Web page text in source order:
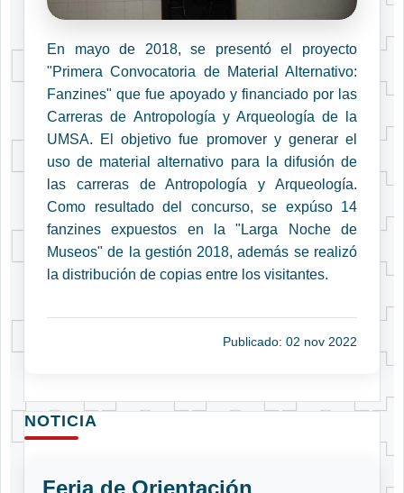
En mayo de 2018, se presentó el proyecto
"Primera Convocatoria de Material Alternativo:
Fanzines" que fue apoyado y financiado por las
Carreras de Antropología y Arqueología de la
UMSA. El objetivo fue promover y generar el
uso de material alternativo para la difusión de
las carreras de Antropología y Arqueología.
Como resultado del concurso, se expúso 14
fanzines expuestos en la "Larga Noche de
Museos" de la gestión 2018, además se realizó
la distribución de copias entre los visitantes.
Publicado: 02 nov 2022
NOTICIA